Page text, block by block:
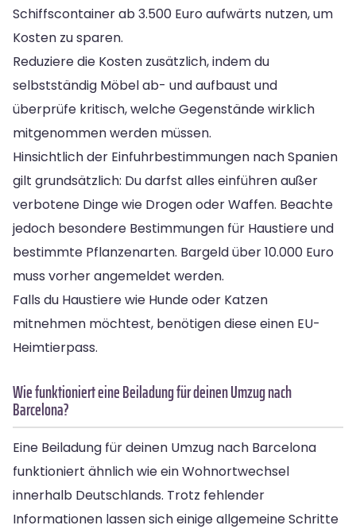
Schiffscontainer ab 3.500 Euro aufwärts nutzen, um
Kosten zu sparen.
Reduziere die Kosten zusätzlich, indem du
selbstständig Möbel ab- und aufbaust und
überprüfe kritisch, welche Gegenstände wirklich
mitgenommen werden müssen.
Hinsichtlich der Einfuhrbestimmungen nach Spanien
gilt grundsätzlich: Du darfst alles einführen außer
verbotene Dinge wie Drogen oder Waffen. Beachte
jedoch besondere Bestimmungen für Haustiere und
bestimmte Pflanzenarten. Bargeld über 10.000 Euro
muss vorher angemeldet werden.
Falls du Haustiere wie Hunde oder Katzen
mitnehmen möchtest, benötigen diese einen EU-
Heimtierpass.
Wie funktioniert eine Beiladung für deinen Umzug nach
Barcelona?
Eine Beiladung für deinen Umzug nach Barcelona
funktioniert ähnlich wie ein Wohnortwechsel
innerhalb Deutschlands. Trotz fehlender
Informationen lassen sich einige allgemeine Schritte